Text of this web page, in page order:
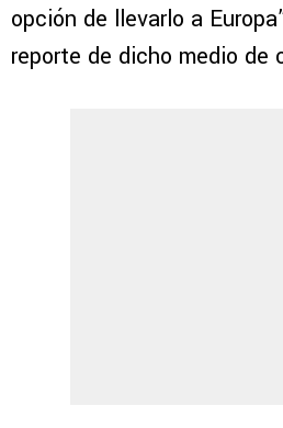
opción de llevarlo a
reporte de dicho medio de